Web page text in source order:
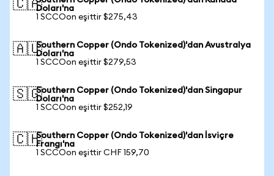
🇨🇦Doları'na
1 SCCOon eşittir $275,43
🇦🇺Southern Copper (Ondo Tokenized)'dan Avustralya
Doları'na
1 SCCOon eşittir $279,53
🇸🇬Southern Copper (Ondo Tokenized)'dan Singapur
Doları'na
1 SCCOon eşittir $252,19
🇨🇭Southern Copper (Ondo Tokenized)'dan İsviçre
Frangı'na
1 SCCOon eşittir CHF 159,70